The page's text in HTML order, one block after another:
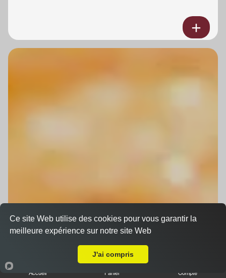
Accueil Panier Compte
Ce site Web utilise des cookies pour vous garantir la
meilleure expérience sur notre site Web
J'ai compris